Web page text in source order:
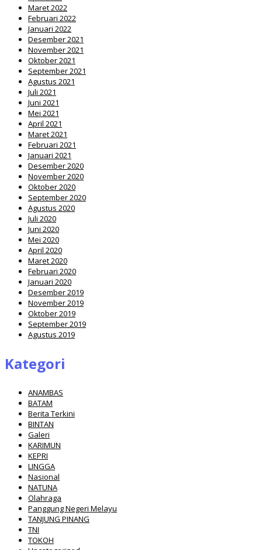
Maret 2022
Februari 2022
Januari 2022
Desember 2021
November 2021
Oktober 2021
September 2021
Agustus 2021
Juli 2021
Juni 2021
Mei 2021
April 2021
Maret 2021
Februari 2021
Januari 2021
Desember 2020
November 2020
Oktober 2020
September 2020
Agustus 2020
Juli 2020
Juni 2020
Mei 2020
April 2020
Maret 2020
Februari 2020
Januari 2020
Desember 2019
November 2019
Oktober 2019
September 2019
Agustus 2019
Kategori
ANAMBAS
BATAM
Berita Terkini
BINTAN
Galeri
KARIMUN
KEPRI
LINGGA
Nasional
NATUNA
Olahraga
Panggung Negeri Melayu
TANJUNG PINANG
TNI
TOKOH